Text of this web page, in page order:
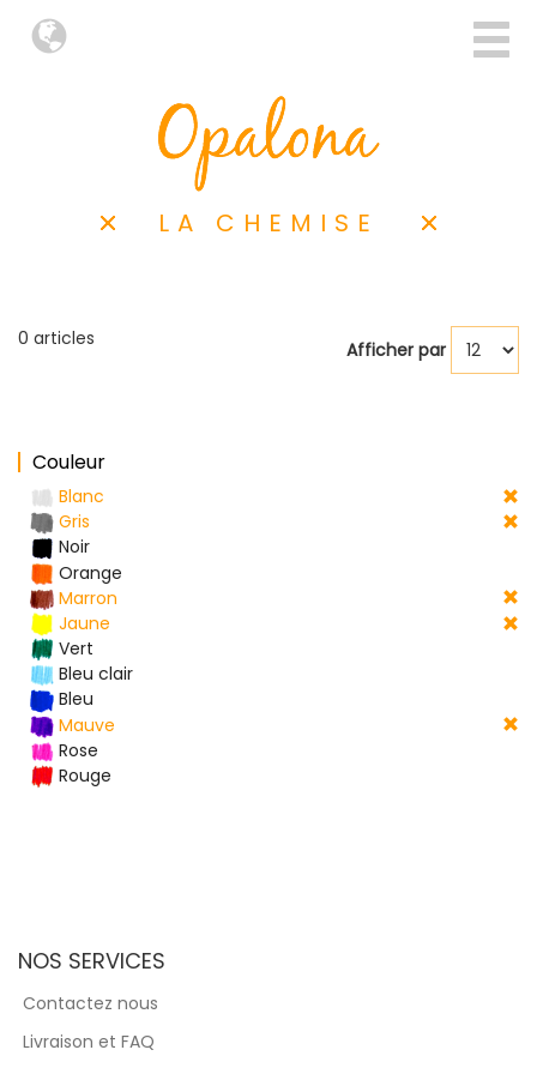
LA CHEMISE
0 articles Afficher par
Couleur
Blanc
Gris
Noir
Orange
Marron
Jaune
Vert
Bleu clair
Bleu
Mauve
Rose
Rouge
NOS SERVICES
Contactez nous
Livraison et FAQ